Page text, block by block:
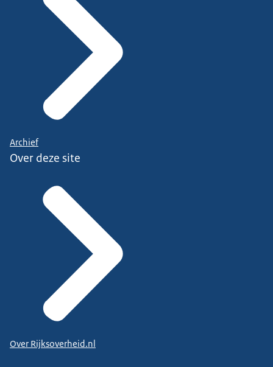
Archief
Over deze site
Over Rijksoverheid.nl